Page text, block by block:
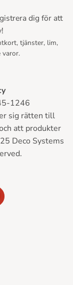
dig för att
tjänster, lim,
varor.
1246
sig rätten till
att produkter
Deco Systems